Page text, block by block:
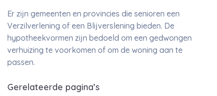
Er zijn gemeenten en provincies die senioren een
Verzilverlening of een Blijverslening bieden. De
hypotheekvormen zijn bedoeld om een gedwongen
verhuizing te voorkomen of om de woning aan te
passen.
Gerelateerde pagina’s